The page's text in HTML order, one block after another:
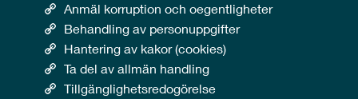
Anmäl korruption och oegentligheter
Behandling av personuppgifter
Hantering av kakor (cookies)
Ta del av allmän handling
Tillgänglighetsredogörelse